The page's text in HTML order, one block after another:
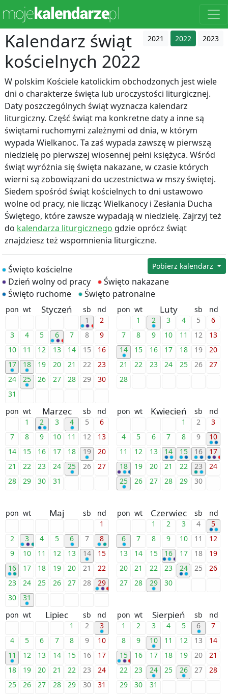
2021 2022 2023
Kalendarz świąt
kościelnych 2022
W polskim Kościele katolickim obchodzonych jest wiele
dni o charakterze święta lub uroczystości liturgicznej.
Daty poszczególnych świąt wyznacza kalendarz
liturgiczny. Część świąt ma konkretne daty a inne są
świętami ruchomymi zależnymi od dnia, w którym
wypada Wielkanoc. Ta zaś wypada zawszę w pierwszą
niedzielę po pierwszej wiosennej pełni księżyca. Wśród
świąt wyróżnia się święta nakazane, w czasie których
wierni są zobowiązani do uczestnictwa w mszy świętej.
Siedem spośród świąt kościelnych to dni ustawowo
wolne od pracy, nie licząc Wielkanocy i Zesłania Ducha
Świętego, które zawsze wypadają w niedzielę. Zajrzyj też
do kalendarza liturgicznego gdzie oprócz świąt
znajdziesz też wspomnienia liturgiczne.
Pobierz kalendarz
Święto kościelne
Dzień wolny od pracy
Święto nakazane
Święto ruchome
Święto patronalne
pon wt Styczeń sb
nd
1
2
3
4 5 6 7 8
9
10
11 12 13 14 15
16
17
18 19 20 21 22
23
24
25 26 27 28 29
30
31
pon wt Luty sb
nd
1
2 3 4 5
6
7
8 9 10 11 12
13
14
15 16 17 18 19
20
21
22 23 24 25 26
27
28
pon wt Marzec sb
nd
1
2 3 4 5
6
7
8 9 10 11 12
13
14
15 16 17 18 19
20
21
22 23 24 25 26
27
28
29 30 31
pon wt Kwiecień sb
nd
1
2
3
4
5 6 7 8 9
10
11
12 13 14 15 16
17
18
19 20 21 22 23
24
25
26 27 28 29 30
pon wt Maj sb
nd
1
2
3 4 5 6 7
8
9
10 11 12 13 14
15
16
17 18 19 20 21
22
23
24 25 26 27 28
29
30
31
pon wt Czerwiec sb
nd
1
2 3 4
5
6
7 8 9 10 11
12
13
14 15 16 17 18
19
20
21 22 23 24 25
26
27
28 29 30
pon wt Lipiec sb
nd
1
2
3
4
5 6 7 8 9
10
11
12 13 14 15 16
17
18
19 20 21 22 23
24
25
26 27 28 29 30 31
pon wt Sierpień sb
nd
1
2 3 4 5 6
7
8
9 10 11 12 13
14
15
16 17 18 19 20
21
22
23 24 25 26 27
28
29
30 31